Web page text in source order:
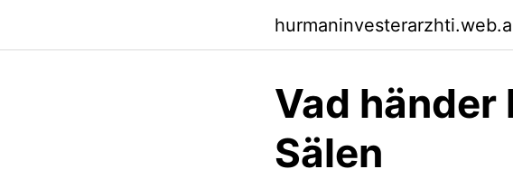
Vad händer
Sälen